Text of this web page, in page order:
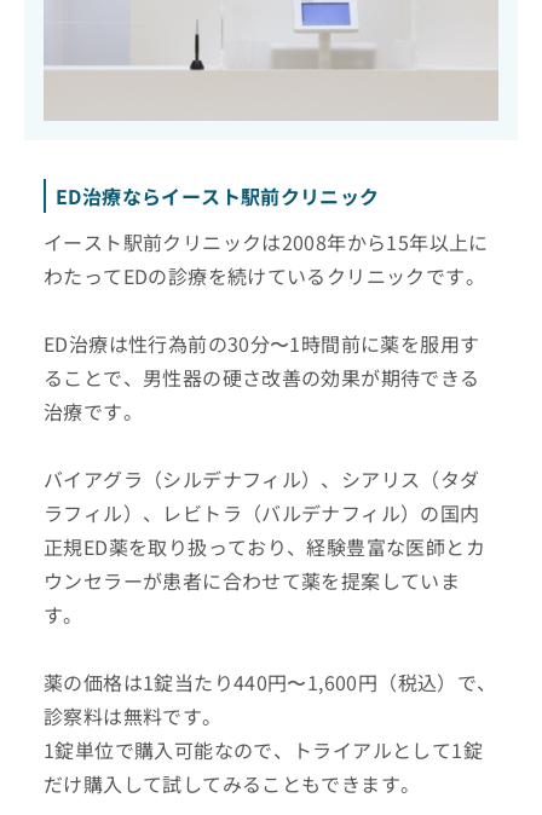
ED治療ならイースト駅前クリニック
イースト駅前クリニックは2008年から15年以上に
わたってEDの診療を続けているクリニックです。
ED治療は性行為前の30分〜1時間前に薬を服用す
ることで、男性器の硬さ改善の効果が期待できる
治療です。
バイアグラ（シルデナフィル）、シアリス（タダ
ラフィル）、レビトラ（バルデナフィル）の国内
正規ED薬を取り扱っており、経験豊富な医師とカ
ウンセラーが患者に合わせて薬を提案していま
す。
薬の価格は1錠当たり440円〜1,600円（税込）で、
診察料は無料です。
1錠単位で購入可能なので、トライアルとして1錠
だけ購入して試してみることもできます。